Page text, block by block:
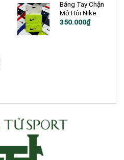
Băng Tay Chặn
Mồ Hôi Nike
350.000₫